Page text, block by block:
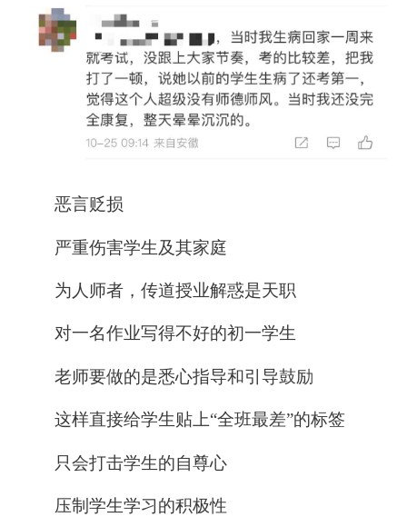
恶言贬损
严重伤害学生及其家庭
为人师者，传道授业解惑是天职
对一名作业写得不好的初一学生
老师要做的是悉心指导和引导鼓励
这样直接给学生贴上“全班最差”的标签
只会打击学生的自尊心
压制学生学习的积极性